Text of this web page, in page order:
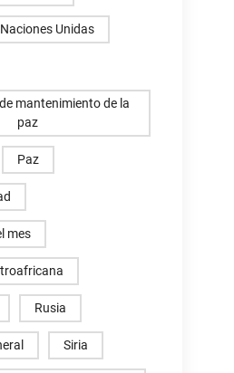
Naciones Unidas
mantenimiento de la
paz
Paz
mes
Rusia
Siria